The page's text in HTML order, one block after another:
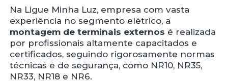
Na Ligue Minha Luz, empresa com vasta
experiência no segmento elétrico, a
montagem de terminais externos é realizada
por profissionais altamente capacitados e
certificados, seguindo rigorosamente normas
técnicas e de segurança, como NR10, NR35,
NR33, NR18 e NR6.